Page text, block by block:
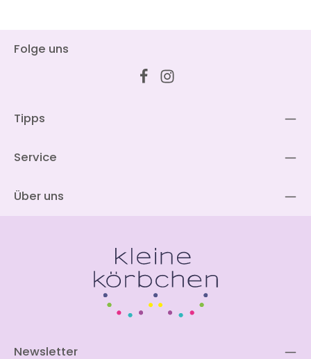
Folge uns
Tipps
Service
Über uns
Newsletter